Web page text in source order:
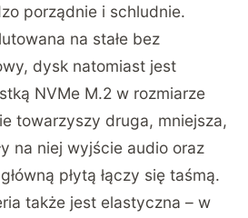
porządnie i schludnie.
na stałe bez
dysk natomiast jest
NVMe M.2 w rozmiarze
towarzyszy druga, mniejsza,
na niej wyjście audio oraz
płytą łączy się taśmą.
także jest elastyczna – w